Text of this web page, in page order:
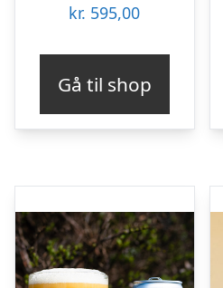
kr. 595,00
Gå til shop